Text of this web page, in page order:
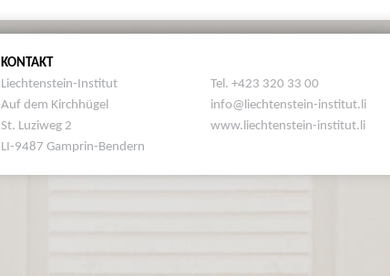
KONTAKT
Liechtenstein-Institut
Auf dem Kirchhügel
St. Luziweg 2
LI-9487 Gamprin-Bendern
Tel. +423 320 33 00
info@liechtenstein-institut.li
www.liechtenstein-institut.li